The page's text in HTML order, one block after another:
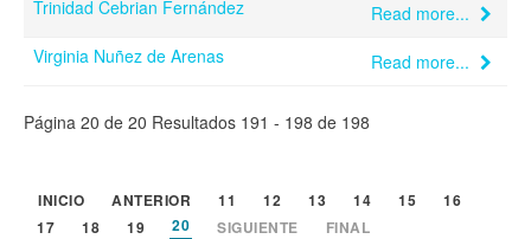
Trinidad Cebrian Fernández
Read more...
Virginia Nuñez de Arenas
Read more...
Página 20 de 20 Resultados 191 - 198 de 198
INICIO ANTERIOR 11 12 13 14 15
16
17
18 19 20 SIGUIENTE FINAL